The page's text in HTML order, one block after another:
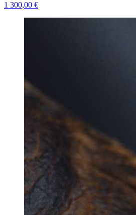
1 300,00 €